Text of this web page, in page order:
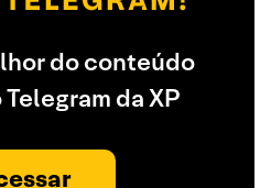
do conteúdo
da XP